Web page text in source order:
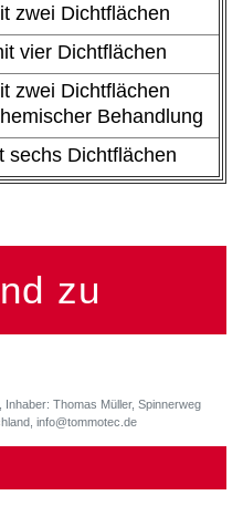
zwei Dichtflächen
vier Dichtflächen
zwei Dichtflächen
Behandlung
sechs Dichtflächen
zu
Thomas Müller, Spinnerweg
info@tommotec.de